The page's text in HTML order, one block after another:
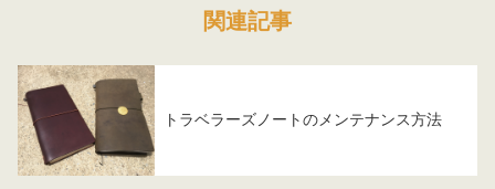
関連記事
トラベラーズノートのメンテナンス方法